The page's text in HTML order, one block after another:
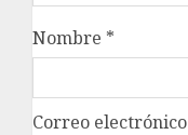
Nombre *
Correo electrónico